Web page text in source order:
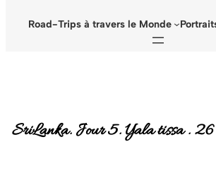
Road-Trips à travers le Monde
SriLanka. Jour 5. Yala tissa .